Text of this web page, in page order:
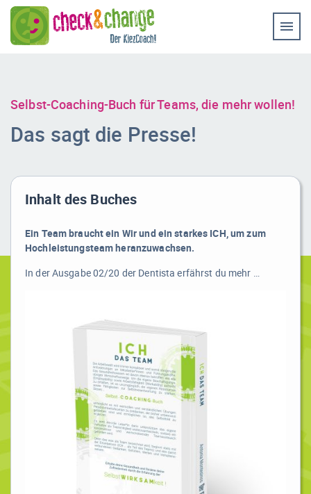
Selbst-Coaching-Buch für Teams, die mehr wollen!
Das sagt die Presse!
Inhalt des Buches
Ein Team braucht ein Wir und ein starkes ICH, um zum
Hochleistungsteam heranzuwachsen.
In der Ausgabe 02/20 der Dentista erfährst du mehr …
Experten-Rat